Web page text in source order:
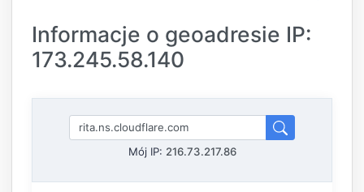
Informacje o geoadresie IP:
173.245.58.140
Mój IP: 216.73.217.86